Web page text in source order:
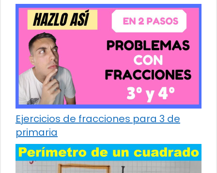
Ejercicios de fracciones para 3 de
primaria